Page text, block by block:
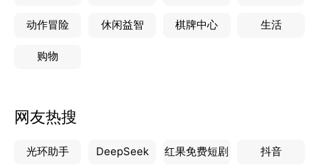
动作冒险 休闲益智 棋牌中心 生活
购物
网友热搜
光环助手 DeepSeek 红果免费短剧 抖音